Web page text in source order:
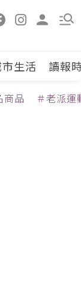
生活 讀報
商品 ＃老派運